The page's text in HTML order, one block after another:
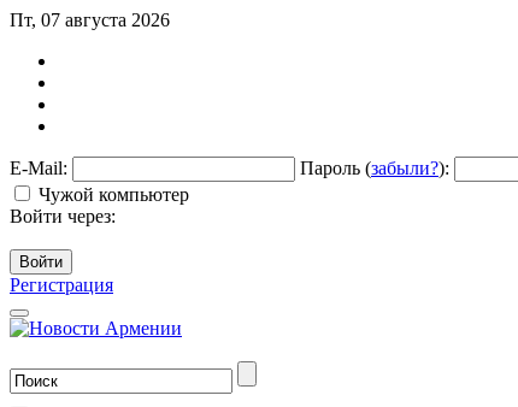
Пт, 07 августа 2026
E-Mail: Пароль (забыли?):
Чужой компьютер
Войти через:
Войти
Регистрация